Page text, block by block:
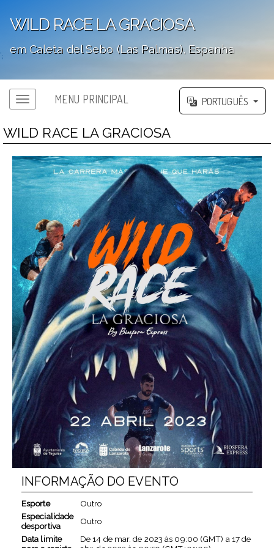
WILD RACE LA GRACIOSA
em Caleta del Sebo (Las Palmas), Espanha
';
MENU PRINCIPAL PORTUGUÊS
WILD RACE LA GRACIOSA
INFORMAÇÃO DO EVENTO
Esporte
Outro
Especialidade
desportiva
Outro
Data limite
De14 de mar. de 2023 às 09:00 (GMT) a17 de